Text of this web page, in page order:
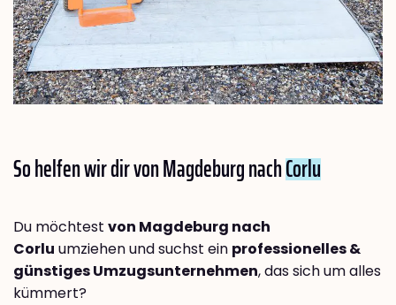
So helfen wir dir von Magdeburg nachCorlu
Du möchtest von Magdeburg nach
Corlu umziehen und suchst ein professionelles &
günstiges Umzugsunternehmen, das sich um alles
kümmert?